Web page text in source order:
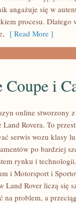
angażuje się w
procesu.
[ Read More ]
Coupe i
online stworzony
Land Rovera. To
serwis wozu klasy
po bardziej
rynku i
i Motorsport i
Land Rover liczą się
na problem, a